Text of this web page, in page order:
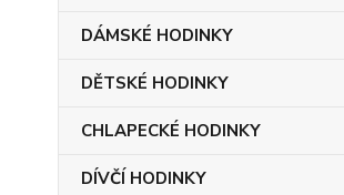
DÁMSKÉ HODINKY
DĚTSKÉ HODINKY
CHLAPECKÉ HODINKY
DÍVČÍ HODINKY